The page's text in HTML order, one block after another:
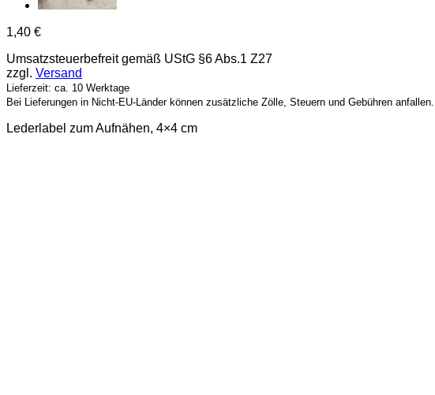
1,40 €
Umsatzsteuerbefreit gemäß UStG §6 Abs.1 Z27
zzgl. Versand
Lieferzeit: ca. 10 Werktage
Bei Lieferungen in Nicht-EU-Länder können zusätzliche Zölle, Steuern und Gebühren anfallen.
Lederlabel zum Aufnähen, 4×4 cm